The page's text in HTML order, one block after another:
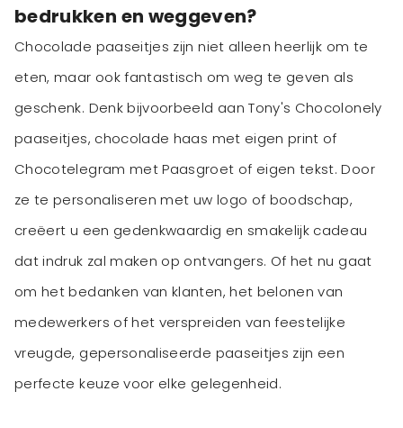
bedrukken en weggeven?
Chocolade paaseitjes zijn niet alleen heerlijk om te
eten, maar ook fantastisch om weg te geven als
geschenk. Denk bijvoorbeeld aan Tony's Chocolonely
paaseitjes, chocolade haas met eigen print of
Chocotelegram met Paasgroet of eigen tekst. Door
ze te personaliseren met uw logo of boodschap,
creëert u een gedenkwaardig en smakelijk cadeau
dat indruk zal maken op ontvangers. Of het nu gaat
om het bedanken van klanten, het belonen van
medewerkers of het verspreiden van feestelijke
vreugde, gepersonaliseerde paaseitjes zijn een
perfecte keuze voor elke gelegenheid.